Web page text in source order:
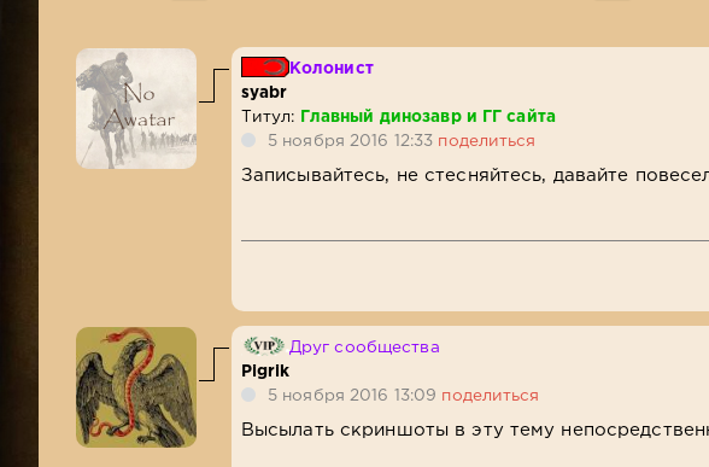
Колонист
syabr
Титул:
Главный динозавр и ГГ сайта
5 ноября 2016 12:33 поделиться
Записывайтесь, не стесняйтесь, давайте
Друг сообщества
Pigrik
5 ноября 2016 13:09 поделиться
Высылать скриншоты в эту тему